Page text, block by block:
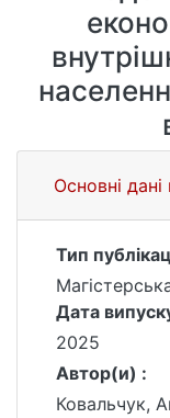
Основні дані
Тип
Дата
2025
Автор(и) :
Ковальчук,